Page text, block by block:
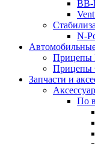
BB-
N-
Прицепы
Запчасти и
По